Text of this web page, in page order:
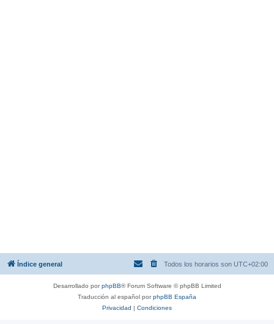
Índice general Todos los horarios son UTC+02:00
Desarrollado porphpBB® Forum Software © phpBB Limited
Traducción al español porphpBB España
Privacidad | Condiciones